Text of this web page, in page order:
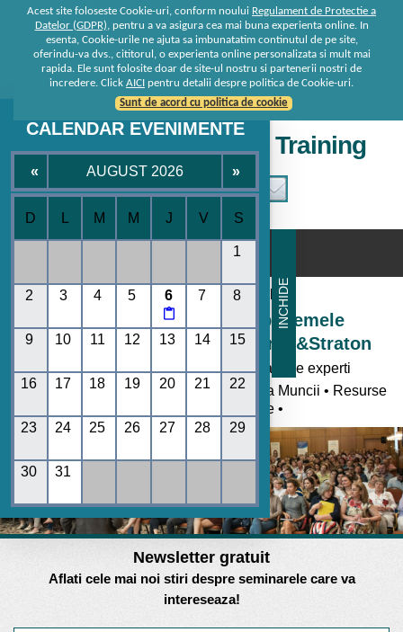
Acest site foloseste Cookie-uri, conform noului Regulament de Protectie a
Datelor (GDPR), pentru a va asigura cea mai buna experienta online. In
esenta, Cookie-urile ne ajuta sa imbunatatim continutul de pe site,
oferindu-va dvs., cititorul, o experienta online personalizata si mult mai
rapida. Ele sunt folosite doar de site-ul nostru si partenerii nostri de
incredere. Click AICI pentru detalii despre politica de Cookie-uri.
Sunt de acord cu politica de cookie
Seminare • Conferinte • Training
Consultanta de la specialisti
Seminare si Conferinte pe temele
momentului oferite de Rentrop&Straton
- Toate noutatile legislative explicate de experti
• Codul Fiscal • Contabilitate • Legislatia Muncii • Resurse
Umane • REGES online •
Newsletter gratuit
Aflati cele mai noi stiri despre seminarele care va
intereseaza!
CALENDAR EVENIMENTE
« AUGUST 2026 »
D M M J V S
1
2 3 4 5 6

7 8
9 10 11 12 13 14 15
16 17 18 19 20 21 22
23 24 25 26 27 28 29
30 31
INCHIDE